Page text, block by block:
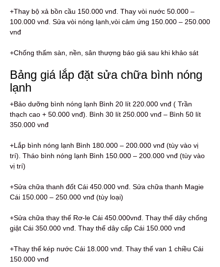
+Thay bộ xả bồn cầu 150.000 vnđ. Thay vòi nước 50.000 –
100.000 vnđ. Sửa vòi nóng lạnh,vòi cảm ứng 150.000 – 250.000
vnđ
+Chống thấm sàn, nền, sân thượng báo giá sau khi khảo sát
Bảng giá lắp đặt sửa chữa bình nóng
lạnh
+Bảo dưỡng bình nóng lạnh Bình 20 lít 220.000 vnđ ( Trần
thạch cao + 50.000 vnđ). Bình 30 lít 250.000 vnđ – Bình 50 lít
350.000 vnđ
+Lắp bình nóng lạnh Bình 180.000 – 200.000 vnđ (tùy vào vị
trí). Tháo bình nóng lạnh Bình 150.000 – 200.000 vnđ (tùy vào
vị trí)
+Sửa chữa thanh đốt Cái 450.000 vnđ. Sửa chữa thanh Magie
Cái 150.000 – 250.000 vnđ (tùy loại)
+Sửa chữa thay thế Rơ-le Cái 450.000vnđ. Thay thế dây chống
giật Cái 350.000 vnđ. Thay thế dây cấp Cái 150.000 vnđ
+Thay thế kép nước Cái 18.000 vnđ. Thay thế van 1 chiều Cái
150.000 vnđ